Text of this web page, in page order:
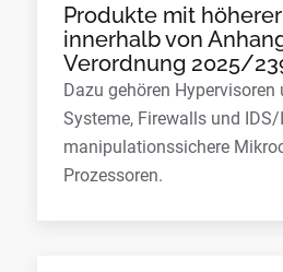
Produkte mit
innerhalb von
Verordnung 2025/
Dazu gehören Hypervisoren
Systeme, Firewalls und
manipulationssichere
Prozessoren.